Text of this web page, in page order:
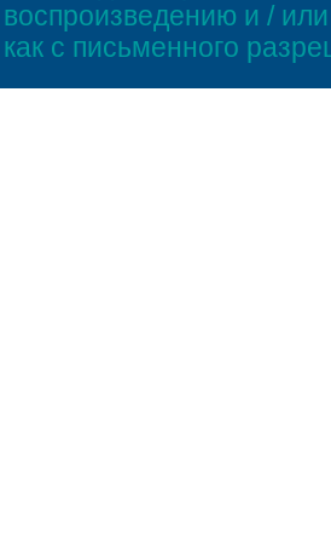
воспроизведению и /
как с письменного